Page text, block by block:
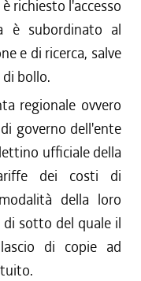
richiesto l'accesso
è subordinato al
e di ricerca, salve
bollo.
regionale ovvero
governo dell'ente
ufficiale della
dei costi di
della loro
sotto del quale il
di copie ad